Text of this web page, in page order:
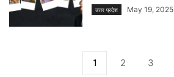
उत्तर प्रदेश May 19, 2025
1 2 3